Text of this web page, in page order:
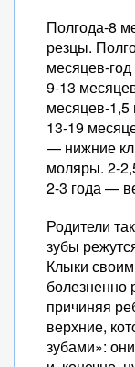
Полгода-8
резцы.
месяцев-
9-13
месяцев-
13-19
— нижние
моляры. 2-
2-3 года —
Родители
зубы
Клыки
болезненно
причиняя
верхние,
зубами»: